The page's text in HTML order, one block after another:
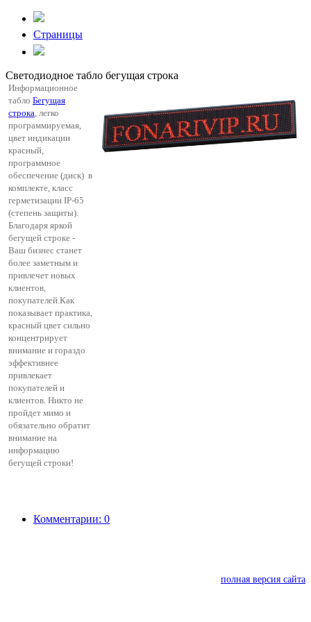
Страницы
Светодиодное табло бегущая строка
Информационное
табло Бегущая
строка, легко
программируемая,
цвет индикации
красный,
программное
обеспечение (диск) в
комплекте, класс
герметизации IP-65
(степень защиты).
Благодаря яркой
бегущей строке -
Ваш бизнес станет
более заметным и
привлечет новых
клиентов,
покупателей.Как
показывает практика,
красный цвет сильно
концентрирует
внимание и гораздо
эффективнее
привлекает
покупателей и
клиентов. Никто не
пройдет мимо и
обязательно обратит
внимание на
информацию
бегущей строки!
Комментарии: 0
полная версия сайта